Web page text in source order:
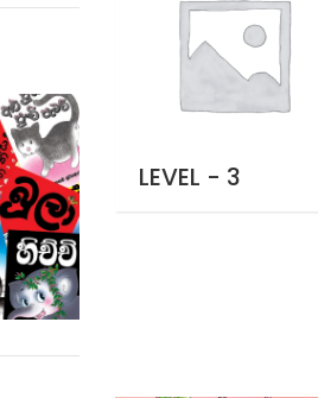
LEVEL - 3